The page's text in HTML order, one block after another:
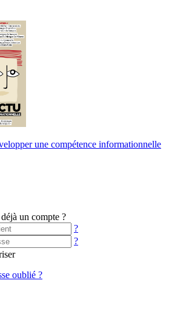
une compétence informationnelle
un compte ?
?
?
oublié ?